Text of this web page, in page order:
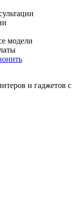
модели
и гаджетов с